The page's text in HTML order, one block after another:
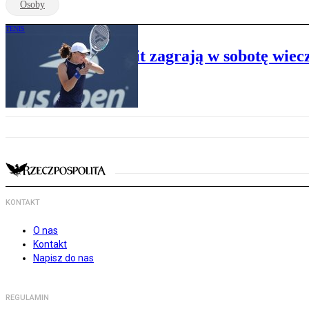
Osoby
TENIS
Świątek - Kontaveit zagrają w sobotę
KONTAKT
O nas
Kontakt
Napisz do nas
REGULAMIN